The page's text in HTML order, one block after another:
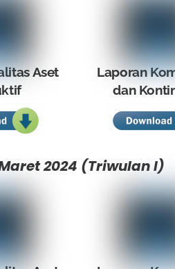
Aset
Laporan
dan
2024 (Triwulan I)